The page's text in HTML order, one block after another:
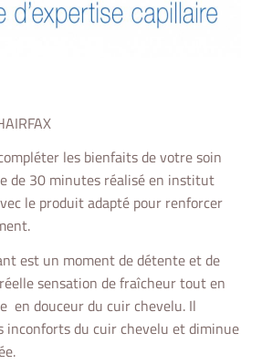
les bienfaits de votresoin
de 30 minutes réalisé en institut
le produit adapté pour renforcer
est un moment de détente et de
sensation de fraîcheur tout en
en douceur du cuir chevelu. Il
inconforts du cuir chevelu et diminue